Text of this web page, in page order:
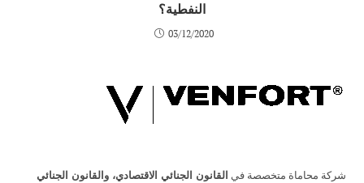
النفطية؟
03/12/2020
شركة محاماة متخصصة في القانون الجنائي الاقتصادي، والقانون الجنائي